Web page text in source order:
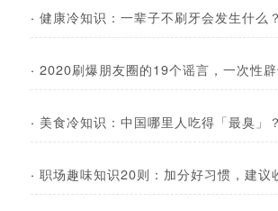
· 健康冷知识：一辈子不刷牙会发生什么？
· 2020刷爆朋友圈的19个谣言，一次性辟
· 美食冷知识：中国哪里人吃得「最臭」？
· 职场趣味知识20则：加分好习惯，建议